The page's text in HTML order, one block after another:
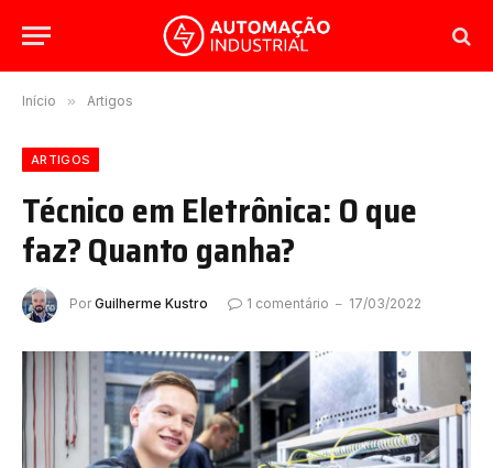
Início » Artigos
ARTIGOS
Técnico em Eletrônica: O que
faz? Quanto ganha?
Por Guilherme Kustro 1 comentário 17/03/2022